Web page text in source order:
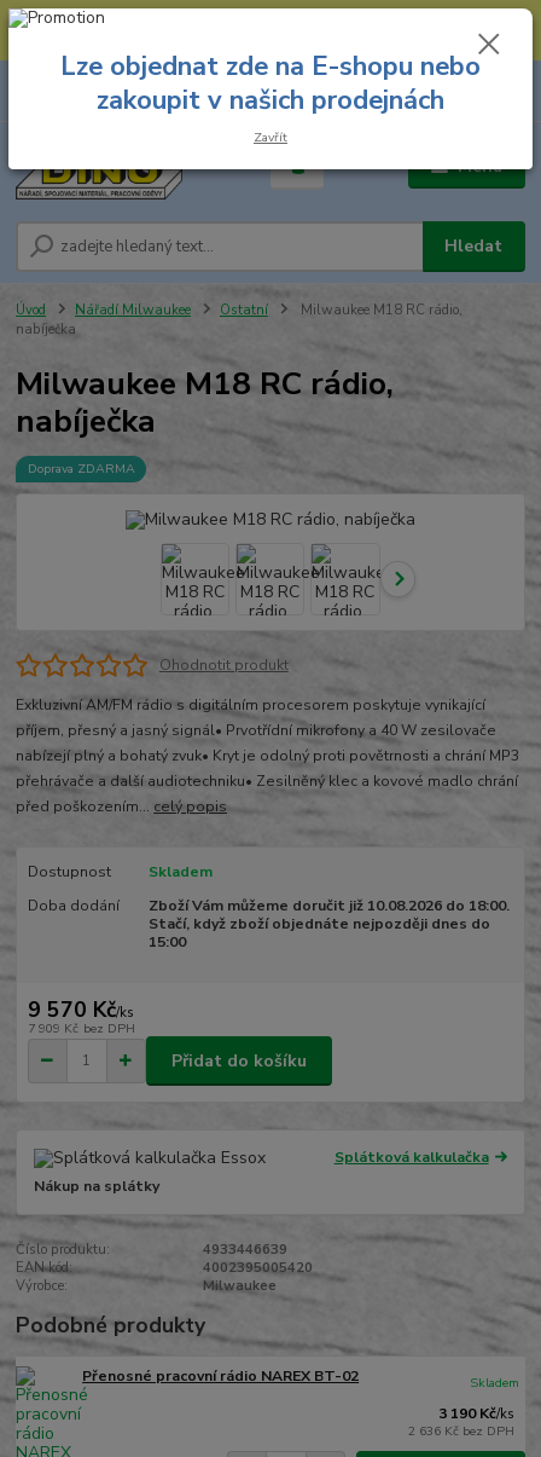
--- Spojovací materiál: 774 431 045 --- Prodejna nářadí: 731 449 423 --
Menu
Hledat
8.00 hod. - 16.00 hod.
za
Úvod Nářadí Milwaukee Ostatní
Milwaukee M18 RC rádio,
nabíječka
Milwaukee M18 RC rádio,
nabíječka
Doprava ZDARMA
Ohodnotit produkt
Exkluzivní AM/FM rádio s digitálním procesorem poskytuje vynikající
příjem, přesný a jasný signál• Prvotřídní mikrofony a 40 W zesilovače
nabízejí plný a bohatý zvuk• Kryt je odolný proti povětrnosti a chrání MP3
přehrávače a další audiotechniku• Zesilněný klec a kovové madlo chrání
před poškozením... celý popis
Dostupnost
Skladem
Doba dodání
Zboží Vám můžeme doručit již 10.08.2026 do 18:00.
Stačí, když zboží objednáte nejpozději dnes do
15:00
9 570 Kč/ks
7 909 Kč bez DPH
Přidat do košíku
Splátková kalkulačka
Nákup na splátky
Číslo produktu:
4933446639
EAN kód:
4002395005420
Výrobce:
Milwaukee
Podobné produkty
Přenosné pracovní rádio NAREX BT-02
3 190 Kč/ks
2 636 Kč bez DPH
Skladem
Lze objednat zde na E-shopu nebo
zakoupit v našich prodejnách
Zavřít